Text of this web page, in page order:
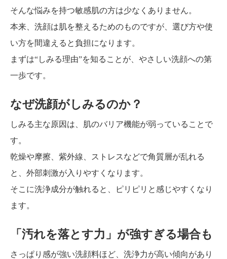
そんな悩みを持つ敏感肌の方は少なくありません。
本来、洗顔は肌を整えるためのものですが、選び方や使
い方を間違えると負担になります。
まずは“しみる理由”を知ることが、やさしい洗顔への第
一歩です。
なぜ洗顔がしみるのか？
しみる主な原因は、肌のバリア機能が弱っていることで
す。
乾燥や摩擦、紫外線、ストレスなどで角質層が乱れる
と、外部刺激が入りやすくなります。
そこに洗浄成分が触れると、ピリピリと感じやすくなり
ます。
「汚れを落とす力」が強すぎる場合も
さっぱり感が強い洗顔料ほど、洗浄力が高い傾向があり